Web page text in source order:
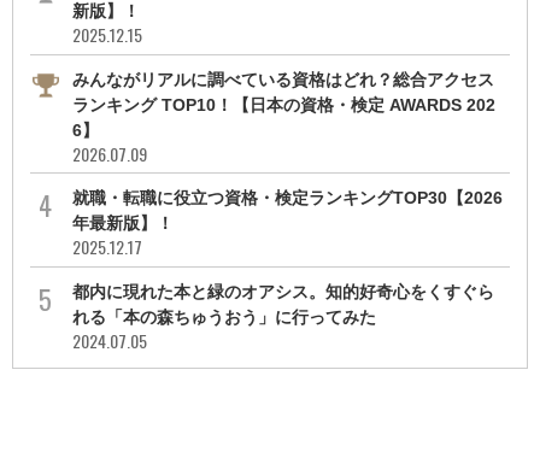
新版】！
2025.12.15
みんながリアルに調べている資格はどれ？総合アクセス
ランキング TOP10！【日本の資格・検定 AWARDS 202
6】
2026.07.09
就職・転職に役立つ資格・検定ランキングTOP30【2026
年最新版】！
2025.12.17
都内に現れた本と緑のオアシス。知的好奇心をくすぐら
れる「本の森ちゅうおう」に行ってみた
2024.07.05